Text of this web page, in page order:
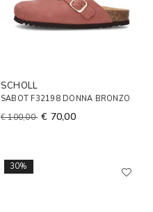
SCHOLL
SABOT F32198 DONNA BRONZO
€ 100,00 € 70,00
30%